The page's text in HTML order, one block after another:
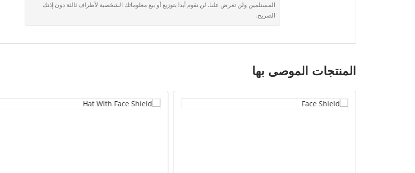
المستلمين ولن تعرض علنا. لن نقوم أبدا بتوزيع أو بيع معلوماتك الشخصية لأطراف ثالثة دون إذنك
الصريح.
المنتجات الموصى بها